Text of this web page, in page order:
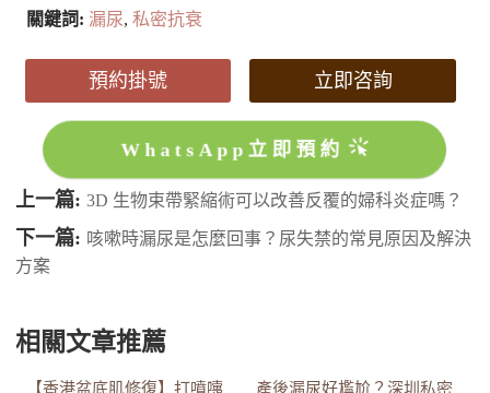
關鍵詞: 漏尿,私密抗衰
預約掛號 立即咨詢
WhatsApp立即預約
上一篇: 3D 生物束帶緊縮術可以改善反覆的婦科炎症嗎？
下一篇: 咳嗽時漏尿是怎麼回事？尿失禁的常見原因及解決
方案
相關文章推薦
【香港盆底肌修復】打噴嚏 產後漏尿好尷尬？深圳私密